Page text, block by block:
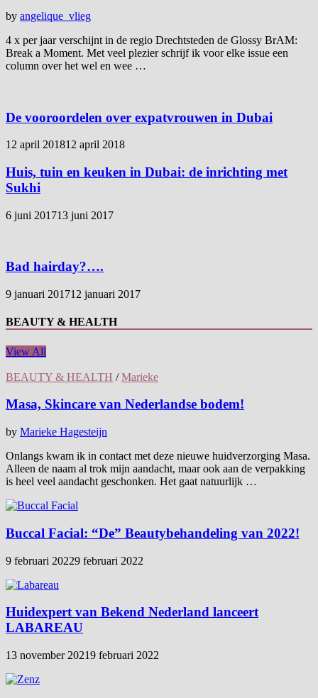
by angelique_vlieg
4 x per jaar verschijnt in de regio Drechtsteden de Glossy BrAM:
Break a Moment. Met veel plezier schrijf ik voor elke issue een
column over het wel en wee …
De vooroordelen over expatvrouwen in Dubai
12 april 201812 april 2018
Huis, tuin en keuken in Dubai: de inrichting met
Sukhi
6 juni 201713 juni 2017
Bad hairday?….
9 januari 201712 januari 2017
BEAUTY & HEALTH
View All
BEAUTY & HEALTH /Marieke
Masa, Skincare van Nederlandse bodem!
by Marieke Hagesteijn
Onlangs kwam ik in contact met deze nieuwe huidverzorging Masa.
Alleen de naam al trok mijn aandacht, maar ook aan de verpakking
is heel veel aandacht geschonken. Het gaat natuurlijk …
Buccal Facial: “De” Beautybehandeling van 2022!
9 februari 20229 februari 2022
Huidexpert van Bekend Nederland lanceert
LABAREAU
13 november 20219 februari 2022